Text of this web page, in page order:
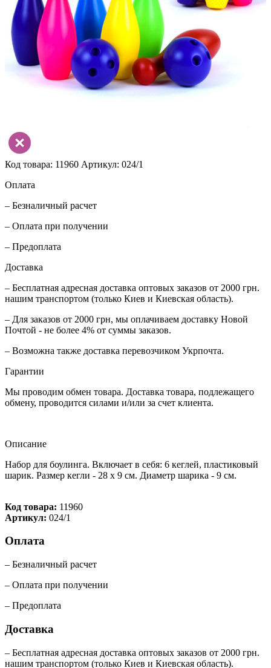
Код товара: 11960 Артикул: 024/1
Оплата
– Безналичный расчет
– Оплата при получении
– Предоплата
Доставка
– Бесплатная адресная доставка оптовых заказов от 2000 грн.
нашим транспортом (только Киев и Киевская область).
– Для заказов от 2000 грн, мы оплачиваем доставку Новой
Почтой - не более 4% от суммы заказов.
– Возможна также доставка перевозчиком Укрпочта.
Гарантии
Мы проводим обмен товара. Доставка товара, подлежащего
обмену, проводится силами и/или за счет клиента.
Описание
Набор для боулинга. Включает в себя: 6 кеглей, пластиковый
шарик. Размер кегли - 28 х 9 см. Диаметр шарика - 9 см.
Код товара: 11960
Артикул: 024/1
Оплата
– Безналичный расчет
– Оплата при получении
– Предоплата
Доставка
– Бесплатная адресная доставка оптовых заказов от 2000 грн.
нашим транспортом (только Киев и Киевская область).